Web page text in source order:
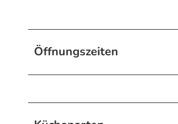
Öffnungszeiten